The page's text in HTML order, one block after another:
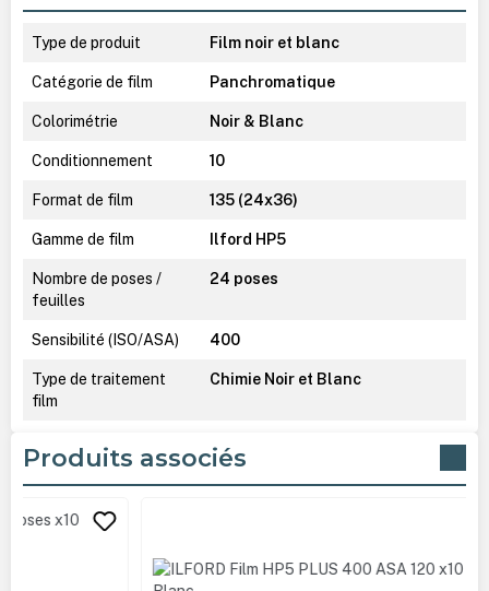
Type de produit Film noir et blanc
Catégorie de film Panchromatique
Colorimétrie Noir & Blanc
Conditionnement 10
Format de film 135 (24x36)
Gamme de film Ilford HP5
Nombre de poses /
feuilles
24 poses
Sensibilité (ISO/ASA) 400
Type de traitement
film
Chimie Noir et Blanc
Produits associés